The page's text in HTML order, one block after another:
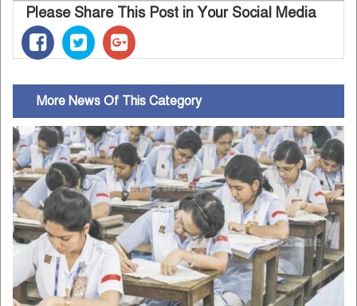
Please Share This Post in Your Social Media
More News Of This Category